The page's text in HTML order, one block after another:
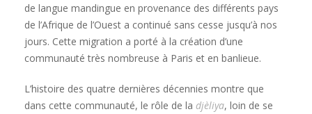
de langue mandingue en provenance des différents pays
de l’Afrique de l’Ouest a continué sans cesse jusqu’à nos
jours. Cette migration a porté à la création d’une
communauté très nombreuse à Paris et en banlieue.
L’histoire des quatre dernières décennies montre que
dans cette communauté, le rôle de la djèliya, loin de se